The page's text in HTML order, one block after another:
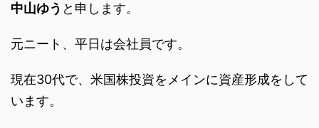
中山ゆう と申します。
元ニート、平日は会社員です。
現在30代で、米国株投資をメインに資産形成をして
います。